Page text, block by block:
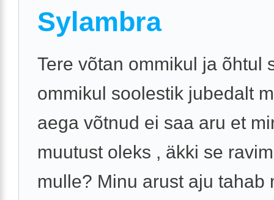
Sylambra
Tere võtan ommikul ja õhtul
ommikul soolestik jubedalt
aega võtnud ei saa aru et
muutust oleks , äkki se
mulle? Minu arust aju tahab